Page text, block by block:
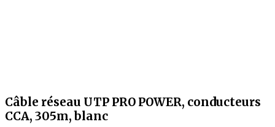
Câble réseau UTP PRO POWER, conducteurs
CCA, 305m, blanc